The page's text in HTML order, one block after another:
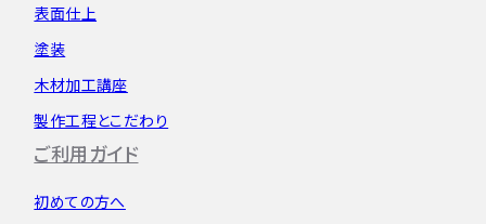
表面仕上
塗装
木材加工講座
製作工程とこだわり
ご利用ガイド
初めての方へ